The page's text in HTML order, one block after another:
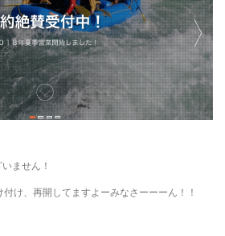
ません！
け、再開してますよーみなさーーーん！！